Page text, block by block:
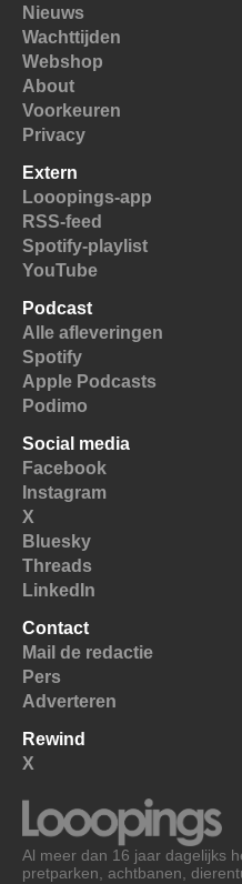
Nieuws
Wachttijden
Webshop
About
Voorkeuren
Privacy
Extern
Looopings-app
RSS-feed
Spotify-playlist
YouTube
Podcast
Alle afleveringen
Spotify
Apple Podcasts
Podimo
Social media
Facebook
Instagram
X
Bluesky
Threads
LinkedIn
Contact
Mail de redactie
Pers
Adverteren
Rewind
X
Al meer dan 16 jaar dagelijks
pretparken, achtbanen,